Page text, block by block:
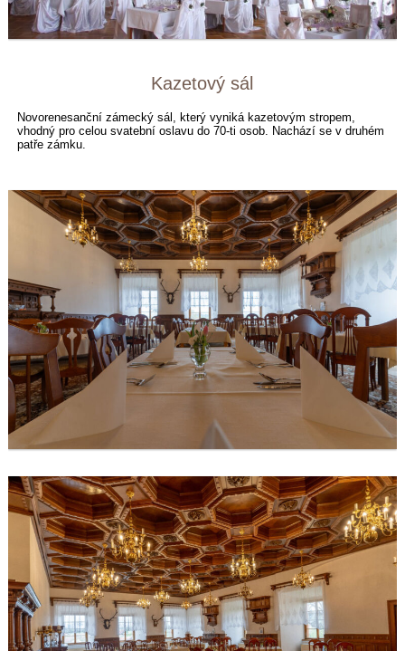
Kazetový sál
Novorenesanční zámecký sál, který vyniká kazetovým stropem,
vhodný pro celou svatební oslavu do 70-ti osob. Nachází se v druhém
patře zámku.